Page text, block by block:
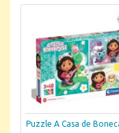
Puzzle A Casa de